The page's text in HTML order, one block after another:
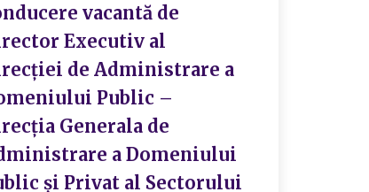
vacantă de
Executiv al
de Administrare a
Public –
Generala de
a Domeniului
și Privat al Sectorului